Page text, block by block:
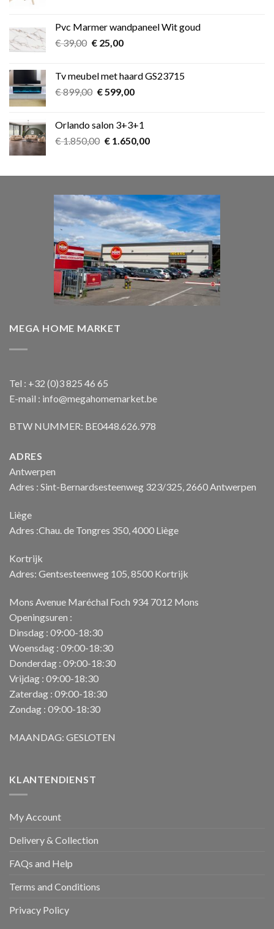
€ 349,00.€ 275,00.
Pvc Marmer wandpaneel Wit goud
€39,00 Oorspronkelijke
€ 39,00.
€25,00Huidige
€ 25,00.
Tv meubel met haard GS23715
€899,00 Oorspronkelijke
€ 899,00.
€599,00Huidige
€ 599,00.
Orlando salon 3+3+1
€1.850,00 Oorspronkelijke
€ 1.850,00.
€1.650,00Huidige
€ 1.650,00.
MEGA HOME MARKET
Tel : +32 (0)3 825 46 65
E-mail : info@megahomemarket.be
BTW NUMMER: BE0448.626.978
ADRES
Antwerpen
Adres : Sint-Bernardsesteenweg 323/325, 2660 Antwerpen
Liège
Adres :Chau. de Tongres 350, 4000 Liège
Kortrijk
Adres: Gentsesteenweg 105, 8500 Kortrijk
Mons Avenue Maréchal Foch 934 7012 Mons
Openingsuren :
Dinsdag : 09:00-18:30
Woensdag : 09:00-18:30
Donderdag : 09:00-18:30
Vrijdag : 09:00-18:30
Zaterdag : 09:00-18:30
Zondag : 09:00-18:30
MAANDAG: GESLOTEN
KLANTENDIENST
My Account
Delivery & Collection
FAQs and Help
Terms and Conditions
Privacy Policy